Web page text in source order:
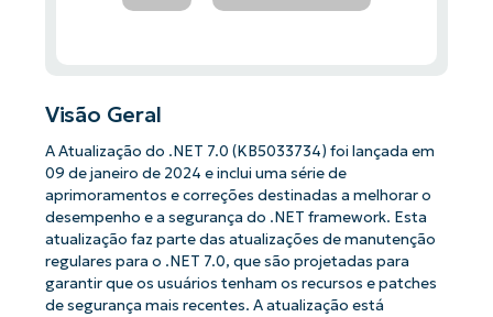
Visão Geral
A Atualização do .NET 7.0 (KB5033734) foi lançada em
09 de janeiro de 2024 e inclui uma série de
aprimoramentos e correções destinadas a melhorar o
desempenho e a segurança do .NET framework. Esta
atualização faz parte das atualizações de manutenção
regulares para o .NET 7.0, que são projetadas para
garantir que os usuários tenham os recursos e patches
de segurança mais recentes. A atualização está